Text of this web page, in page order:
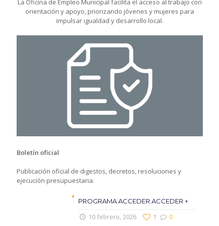
orientación y apoyo, priorizando jóvenes y mujeres para
impulsar igualdad y desarrollo local.
Boletín oficial
Publicación oficial de digestos, decretos, resoluciones y
ejecución presupuestaria.
PROGRAMA ACCEDER ACCEDER +
10 febrero, 2026 0
1